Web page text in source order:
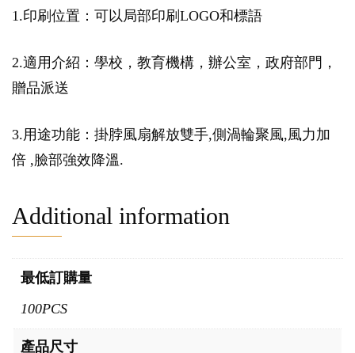
1.印刷位置：可以局部印刷LOGO和標語
2.適用介紹：學校，教育機構，辦公室，政府部門，
贈品派送
3.用途功能：掛脖風扇解放雙手,側渦輪聚風,風力加
倍 ,臉部強效降溫.
Additional information
最低訂購量
100PCS
產品尺寸